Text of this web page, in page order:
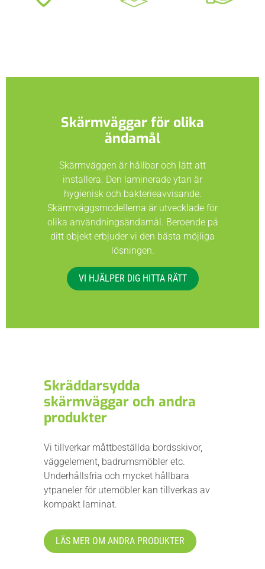
Skärmväggar för olika
ändamål
Skärmväggen är hållbar och lätt att
installera. Den laminerade ytan är
hygienisk och bakterieavvisande.
Skärmväggsmodellerna är utvecklade för
olika användningsändamål. Beroende på
ditt objekt erbjuder vi den bästa möjliga
lösningen.
VI HJÄLPER DIG HITTA RÄTT
Skräddarsydda
skärmväggar och andra
produkter
Vi tillverkar måttbeställda bordsskivor,
väggelement, badrumsmöbler etc.
Underhållsfria och mycket hållbara
ytpaneler för utemöbler kan tillverkas av
kompakt laminat.
LÄS MER OM ANDRA PRODUKTER